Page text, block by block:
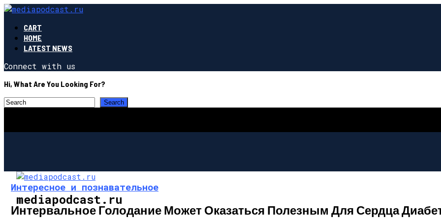
CART
HOME
LATEST NEWS
Connect with us
Hi, What Are You Looking For?
mediapodcast.ru
Интересное и познавательное
Интервальное Голодание Может Оказаться Полезным Для Сердца